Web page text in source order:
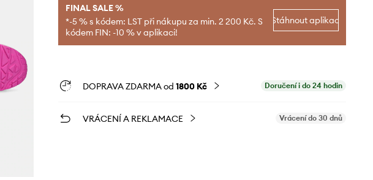
FINAL SALE %
*-5 % s kódem: LST při nákupu za min. 2 200 Kč. S
kódem FIN: -10 % v aplikaci!
Stáhnout aplikaci
DOPRAVA ZDARMA od 1800 Kč Doručení i do 24 hodin
VRÁCENÍ A REKLAMACE Vrácení do 30 dnů